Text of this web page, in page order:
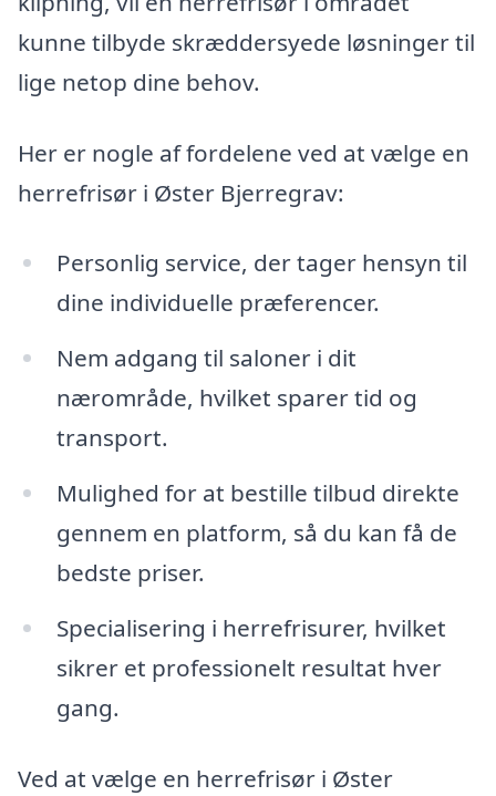
kunne tilbyde skræddersyede løsninger til
lige netop dine behov.
Her er nogle af fordelene ved at vælge en
herrefrisør i Øster Bjerregrav:
Personlig service, der tager hensyn til
dine individuelle præferencer.
Nem adgang til saloner i dit
nærområde, hvilket sparer tid og
transport.
Mulighed for at bestille tilbud direkte
gennem en platform, så du kan få de
bedste priser.
Specialisering i herrefrisurer, hvilket
sikrer et professionelt resultat hver
gang.
Ved at vælge en herrefrisør i Øster